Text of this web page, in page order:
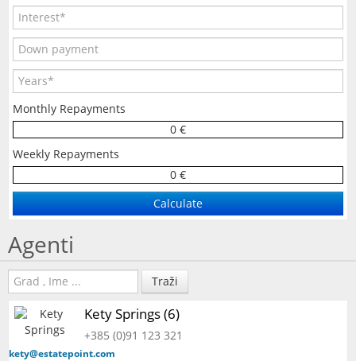
Monthly Repayments
0 €
Weekly Repayments
0 €
Agenti
Traži
Kety Springs (6)
+385 (0)91 123 321
kety@estatepoint.com